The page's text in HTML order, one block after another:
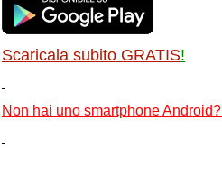
Scaricala subito GRATIS!
Non hai uno smartphone Android?